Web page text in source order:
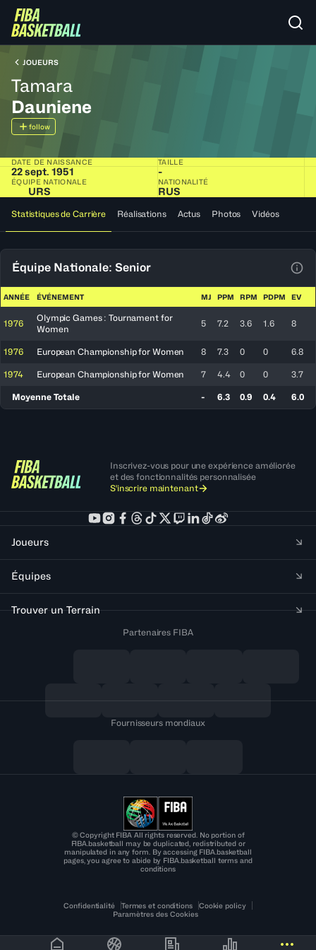
JOUEURS
Tamara
Dauniene
follow
DATE DE NAISSANCE
22 sept. 1951
TAILLE
-
ÉQUIPE NATIONALE
URS
NATIONALITÉ
RUS
Statistiques de Carrière Réalisations Actus Photos Vidéos
Équipe Nationale: Senior
ANNÉE ÉVÉNEMENT MJ PPM RPM PDPM EV
1976
Olympic Games : Tournament for
Women
5 7.2 3.6 1.6 8
1976 European Championship for Women 8 7.3 0 0 6.8
1974 European Championship for Women 7 4.4 0 0 3.7
Moyenne Totale - 6.3 0.9 0.4 6.0
Inscrivez-vous pour une expérience améliorée
et des fonctionnalités personnalisée
S'inscrire maintenant
Joueurs
Équipes
Trouver un Terrain
Partenaires FIBA
Fournisseurs mondiaux
© Copyright FIBA All rights reserved. No portion of
FIBA.basketball may be duplicated, redistributed or
manipulated in any form. By accessing FIBA.basketball
pages, you agree to abide by FIBA.basketball terms and
conditions
Confidentialité Termes et conditions
Cookie policy
Paramètres des Cookies